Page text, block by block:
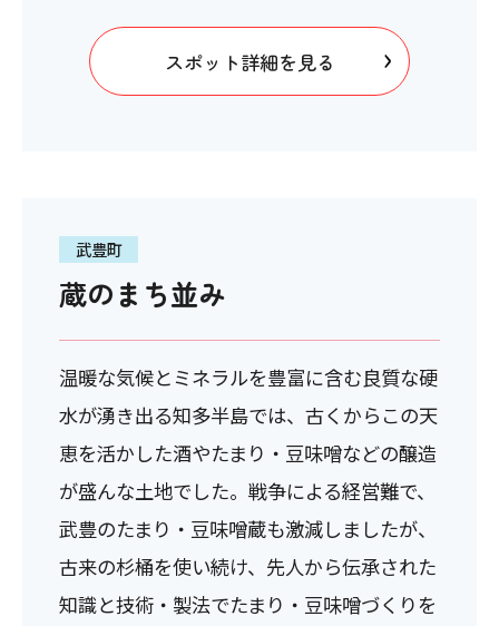
スポット詳細を見る
武豊町
蔵のまち並み
温暖な気候とミネラルを豊富に含む良質な硬
水が湧き出る知多半島では、古くからこの天
恵を活かした酒やたまり・豆味噌などの醸造
が盛んな土地でした。戦争による経営難で、
武豊のたまり・豆味噌蔵も激減しましたが、
古来の杉桶を使い続け、先人から伝承された
知識と技術・製法でたまり・豆味噌づくりを